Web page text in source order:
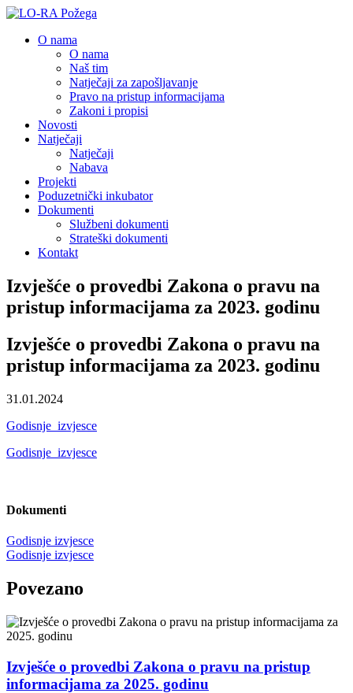
O nama
O nama
Naš tim
Natječaji za zapošljavanje
Pravo na pristup informacijama
Zakoni i propisi
Novosti
Natječaji
Natječaji
Nabava
Projekti
Poduzetnički inkubator
Dokumenti
Službeni dokumenti
Strateški dokumenti
Kontakt
Izvješće o provedbi Zakona o pravu na
pristup informacijama za 2023. godinu
Izvješće o provedbi Zakona o pravu na
pristup informacijama za 2023. godinu
31.01.2024
Godisnje_izvjesce
Godisnje_izvjesce
Dokumenti
Godisnje izvjesce
Godisnje izvjesce
Povezano
Izvješće o provedbi Zakona o pravu na pristup
informacijama za 2025. godinu